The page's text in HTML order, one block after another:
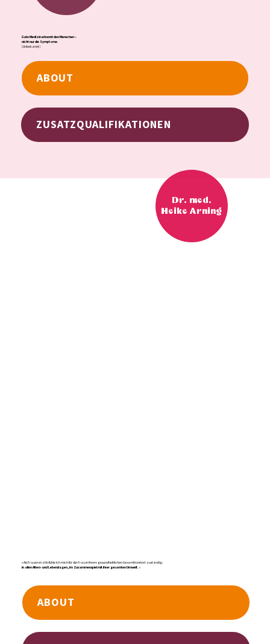
Gute Medizin erkennt den Menschen –
nicht nur die Symptome.
(Unbekannt)
ABOUT
ZUSATZQUALIFIKATIONEN
»Als Frauenärztin fühle ich mich für die Frau in ihrem gesundheitlichen Gesamtkontext zuständig:
in allen Alters- und Lebenslagen, im Zusammenspiel mit ihrer gesamten Umwelt.«
ABOUT
Dr. med.
Heike Arning